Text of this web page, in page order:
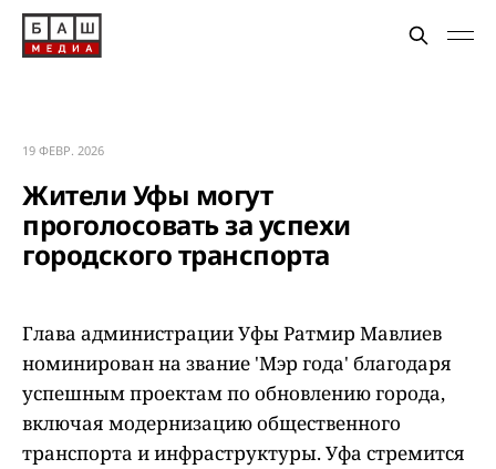
19 ФЕВР. 2026
Жители Уфы могут
проголосовать за успехи
городского транспорта
Глава администрации Уфы Ратмир Мавлиев
номинирован на звание 'Мэр года' благодаря
успешным проектам по обновлению города,
включая модернизацию общественного
транспорта и инфраструктуры. Уфа стремится